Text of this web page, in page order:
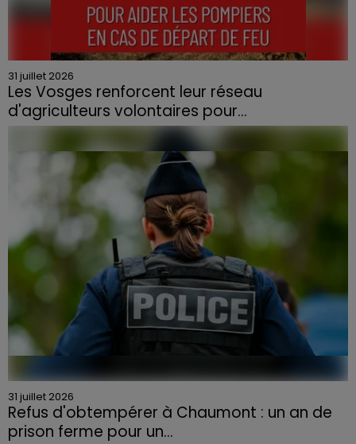
31 juillet 2026
Les Vosges renforcent leur réseau
d'agriculteurs volontaires pour...
Face à la sécheresse et aux risques de départs de feu,
la Chambre d'agriculture des Vosges a lancé un appel
aux agriculteurs volontaires pour venir en aide...
31 juillet 2026
Refus d'obtempérer à Chaumont : un an de
prison ferme pour un...